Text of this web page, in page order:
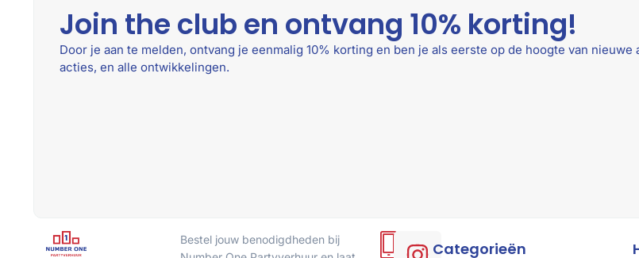
Bestel jouw benodigdheden bij
Categorieën
Join the club en ontvang 10% korting!
Door je aan te melden, ontvang je eenmalig 10% korting en ben je als eerste op de hoogte van nieuwe
acties, en alle ontwikkelingen.